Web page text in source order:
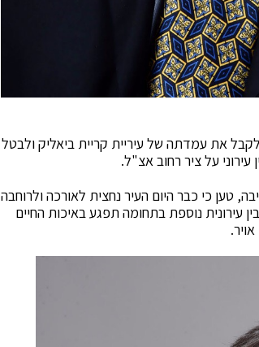
את עמדתה של עיריית קריית ביאליק ולבטל
על ציר רחוב אצ"ל.
טען כי כבר היום העיר נחצית לאורכה ולרוחבה
לכן הוספת אוטוסטרדה בת 4 נתיבים בין עירונית נוספת בתחומה תפגע באיכות החיים